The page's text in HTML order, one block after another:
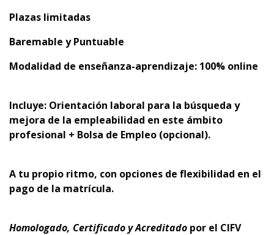
Plazas limitadas
Baremable y Puntuable
Modalidad de enseñanza-aprendizaje: 100% online
Incluye: Orientación laboral para la búsqueda y
mejora de la empleabilidad en este ámbito
profesional + Bolsa de Empleo (opcional).
A tu propio ritmo, con opciones de flexibilidad en el
pago de la matrícula.
Homologado, Certificado y Acreditado por el CIFV